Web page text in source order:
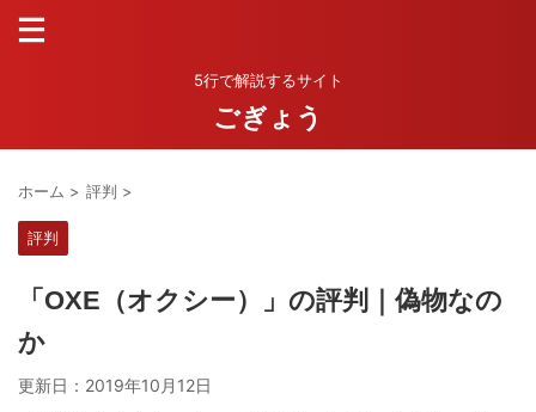
5行で解説するサイト
ごぎょう
ホーム > 評判 >
評判
「OXE（オクシー）」の評判｜偽物なの
か
更新日： 2019年10月12日